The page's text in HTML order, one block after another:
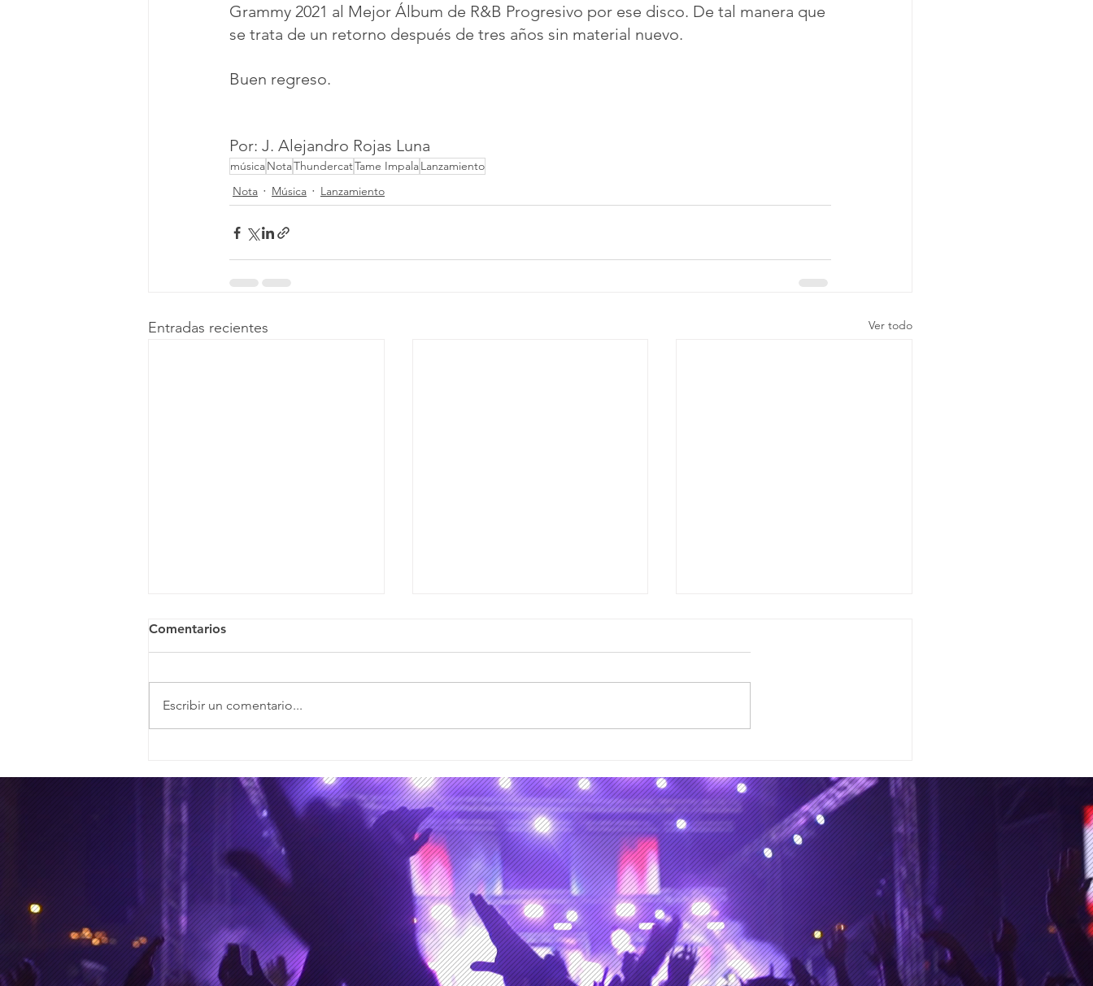
Grammy 2021 al Mejor Álbum de R&B Progresivo por ese disco. De tal manera que
se trata de un retorno después de tres años sin material nuevo.
Buen regreso.
Por: J. Alejandro Rojas Luna
músicaNotaThundercatTame ImpalaLanzamiento
Nota
Música Lanzamiento
Entradas recientes Ver todo
legado de Oasis
el día que el Festival
Wireless 2026 fue
cancelado después que el
Reino Unido prohibiera la
entrada a Kanye West y
perdieran a sus
patrocinadores
misión espacial yendo al
lado obscuro de la luna,
pero sí tal vez la que
mejores canciones ha
reproducido
Comentarios
Escribir un comentario...